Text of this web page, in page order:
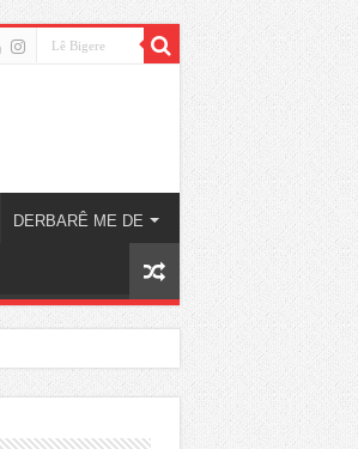
DERBARÊ ME DE